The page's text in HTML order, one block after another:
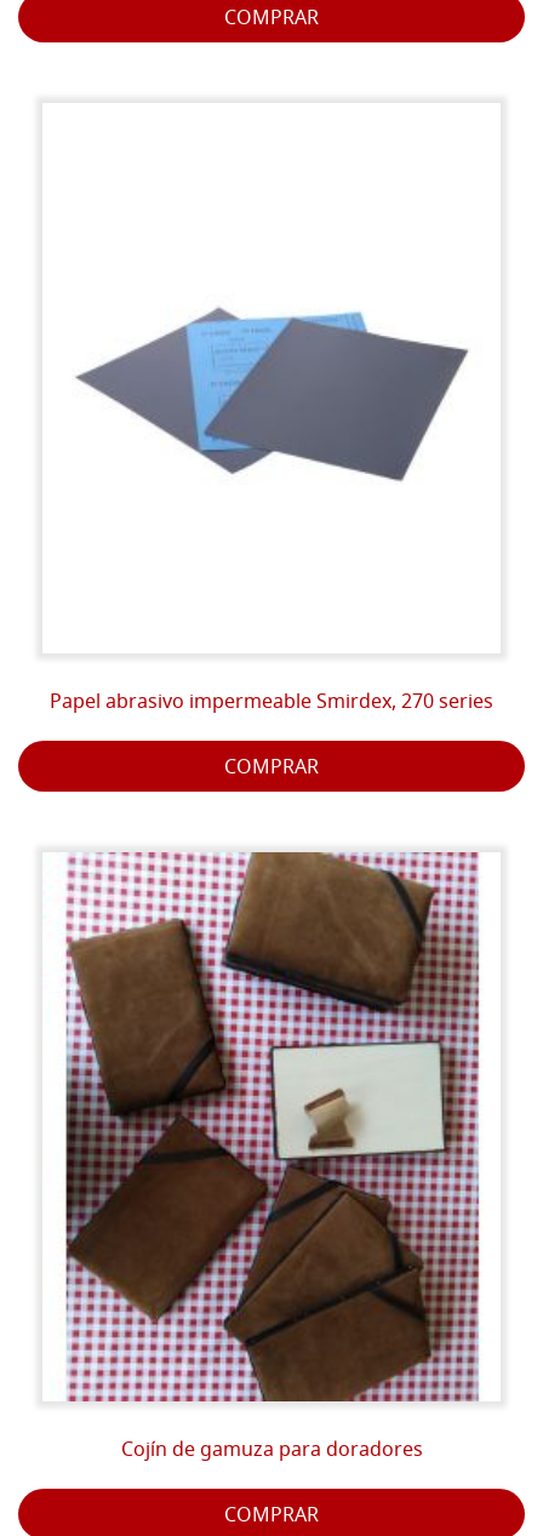
COMPRAR
Papel abrasivo impermeable Smirdex, 270 series
COMPRAR
Cojín de gamuza para doradores
COMPRAR